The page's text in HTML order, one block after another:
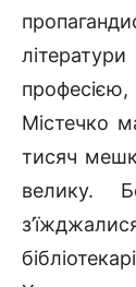
Містечко
тисяч
велику.